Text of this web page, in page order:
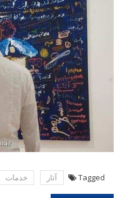
Tagged آثار خدمات